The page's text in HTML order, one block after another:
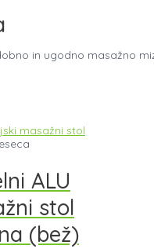
in ugodno masažno
ALU
stol
(bež)